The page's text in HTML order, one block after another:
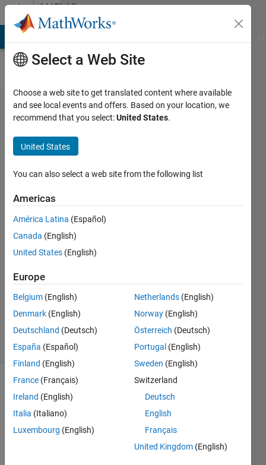
Skip to contentMATLAB
Answers
LINUX
OS(Ubuntu)
のインスー
ル時のフォ
ルダー指定
について
2 Sep
2019
Answer
Accepted
2 Sep 2019
5 Views
(30 days)
Show older
comments
Select a Web Site
Choose a web site to get translated content where available
and see local events and offers. Based on your location, we
recommend that you select:United States.
United States
You can also select a web site from the following list
Americas
América Latina (Español)
Canada (English)
United States (English)
Europe
Belgium (English)
Denmark (English)
Deutschland (Deutsch)
España (Español)
Finland (English)
France (Français)
Ireland (English)
Italia (Italiano)
Luxembourg (English)
Netherlands (English)
Norway (English)
Österreich (Deutsch)
Portugal (English)
Sweden (English)
Switzerland
Deutsch
English
Français
United Kingdom (English)